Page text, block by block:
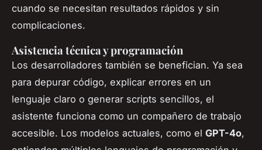
cuando se necesitan resultados rápidos y sin
complicaciones.
Asistencia técnica y programación
Los desarrolladores también se benefician. Ya sea
para depurar código, explicar errores en un
lenguaje claro o generar scripts sencillos, el
asistente funciona como un compañero de trabajo
accesible. Los modelos actuales, como el GPT-4o,